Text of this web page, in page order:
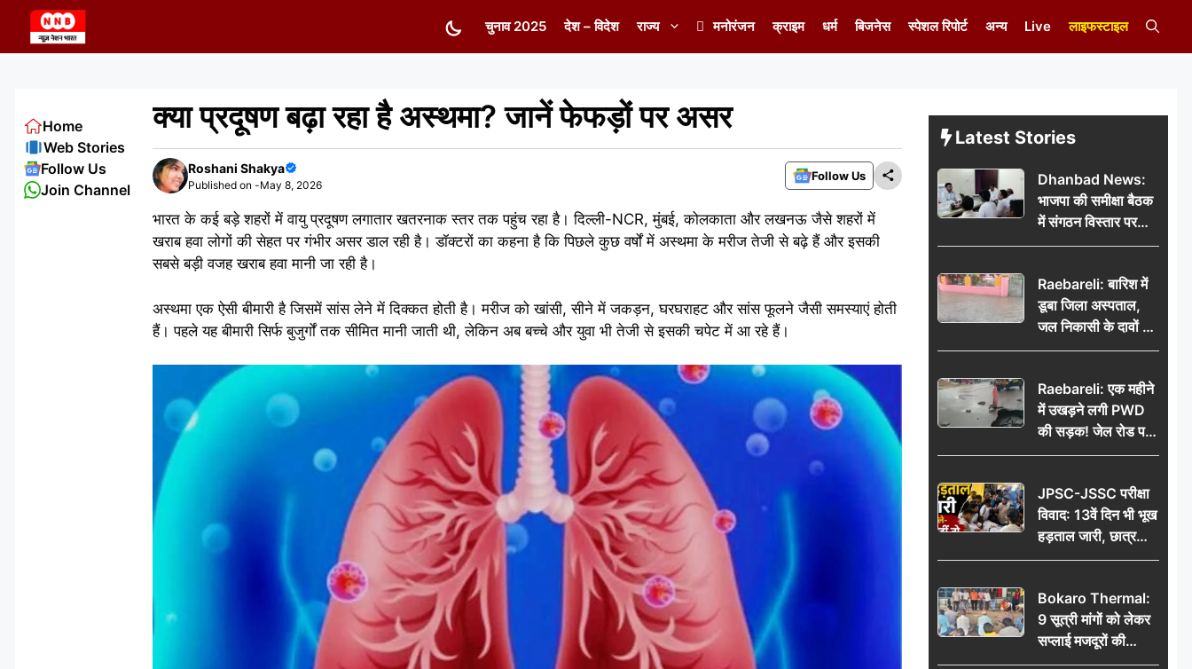
content
चुनाव 2025 देश – विदेश राज्य मनोरंजन क्राइम धर्म बिजनेस स्पेशल रिपोर्ट अन्य Live लाइफस्टाइल
क्या प्रदूषण बढ़ा रहा है अस्थमा? जानें फेफड़ों पर असर
Roshani Shakya
Published on -May 8, 2026
Follow Us
भारत के कई बड़े शहरों में वायु प्रदूषण लगातार खतरनाक स्तर तक पहुंच रहा है। दिल्ली-NCR, मुंबई, कोलकाता और लखनऊ जैसे शहरों में
खराब हवा लोगों की सेहत पर गंभीर असर डाल रही है। डॉक्टरों का कहना है कि पिछले कुछ वर्षों में अस्थमा के मरीज तेजी से बढ़े हैं और इसकी
सबसे बड़ी वजह खराब हवा मानी जा रही है।
अस्थमा एक ऐसी बीमारी है जिसमें सांस लेने में दिक्कत होती है। मरीज को खांसी, सीने में जकड़न, घरघराहट और सांस फूलने जैसी समस्याएं होती
हैं। पहले यह बीमारी सिर्फ बुजुर्गों तक सीमित मानी जाती थी, लेकिन अब बच्चे और युवा भी तेजी से इसकी चपेट में आ रहे हैं।
Home
Web Stories
Follow Us
Join Channel
Latest Stories
Dhanbad News:
भाजपा की समीक्षा बैठक
में संगठन विस्तार पर
मंथन, बीडीओ से
जनसमस्याओं का विवरण
Raebareli: बारिश में
डूबा जिला अस्पताल,
जल निकासी के दावों की
खुली पोल
Raebareli: एक महीने
में उखड़ने लगी PWD
की सड़क! जेल रोड पर
गड्ढे ने खोली निर्माण
की उठी मांग
JPSC-JSSC परीक्षा
विवाद: 13वें दिन भी भूख
हड़ताल जारी, छात्र
बोले- जांच नहीं तो
Bokaro Thermal:
9 सूत्री मांगों को लेकर
सप्लाई मजदूरों की
हुंकार, 12 अगस्त के